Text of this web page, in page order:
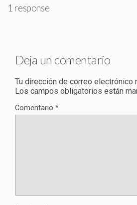
1 response
Deja un comentario
Tu dirección de correo electrónico
Los campos obligatorios están
Comentario *